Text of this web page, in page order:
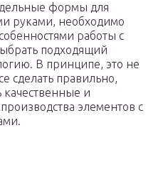
формы для
руками, необходимо
работы с
подходящий
В принципе, это не
сделать правильно,
качественные и
элементов с